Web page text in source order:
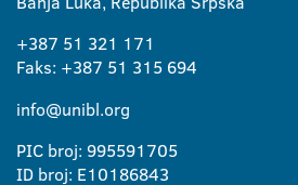
+387 51 321 171
Faks: +387 51 315 694
info@unibl.org
PIC broj: 995591705
ID broj: E10186843